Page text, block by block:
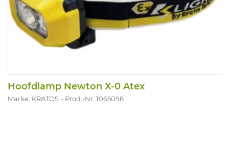
Hoofdlamp Newton X-0 Atex
Marke: KRATOS Prod.-Nr. 1065098